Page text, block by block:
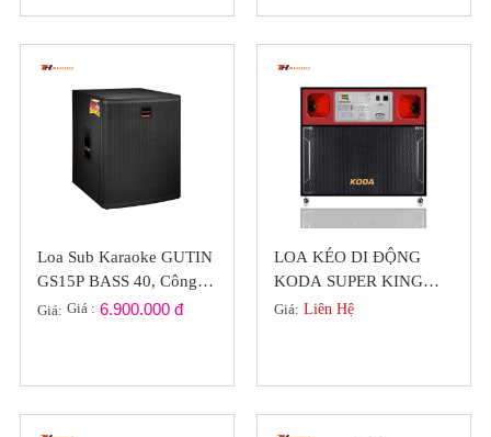
Loa Sub Karaoke GUTIN
GS15P BASS 40, Công
Suất 900W Chính Hãng
Giá: Giá : 6.900.000 đ
LOA KÉO DI ĐỘNG
KODA SUPER KING
8826 VIP (2 BASS 40
Giá: Liên Hệ